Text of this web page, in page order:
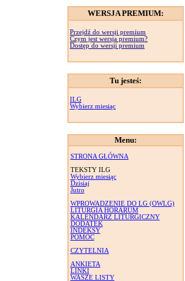
WERSJA PREMIUM:
Przejdź do wersji premium
Czym jest wersja premium?
Dostęp do wersji premium
Tu jesteś:
ILG
Wybierz miesiąc
Menu:
STRONA GŁÓWNA
TEKSTY ILG
Wybierz miesiąc
Dzisiaj
Jutro
WPROWADZENIE DO LG (OWLG)
LITURGIA HORARUM
KALENDARZ LITURGICZNY
DODATEK
INDEKSY
POMOC
CZYTELNIA
ANKIETA
LINKI
WASZE LISTY